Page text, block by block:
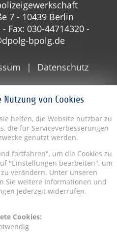
von Cookies
helfen, die Website nutzbar zu
die für Serviceverbesserungen
genutzt werden.
fortfahren", um die Cookies zu
"Einstellungen bearbeiten", um
verändern. Unter unseren
Sie weitere Informationen und
jederzeit widerrufen.
Cookies:
7 - 10439 Berlin
Fax: 030-44714320 -
bpolg.de
Datenschutz